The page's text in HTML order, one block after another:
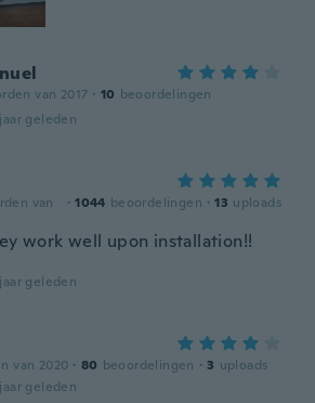
van 2017 · 10 beoordelingen
geleden
van
· 1044 beoordelingen · 13 uploads
work well upon installation!!
geleden
van 2020 · 80 beoordelingen · 3 uploads
geleden